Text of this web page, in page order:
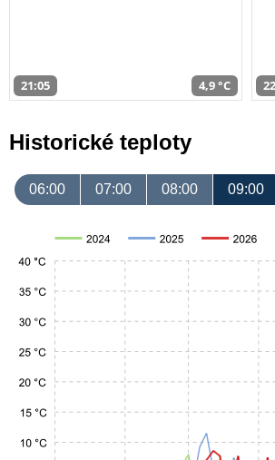
21:05 4,9 °C
Historické teploty
06:00 07:00 08:00 09:00